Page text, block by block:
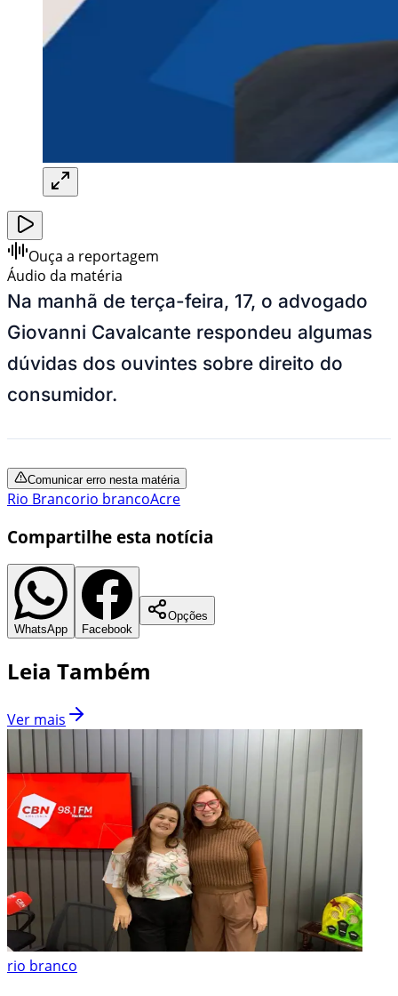
Ouça a reportagem
Áudio da matéria
Na manhã de terça-feira, 17, o advogado
Giovanni Cavalcante respondeu algumas
dúvidas dos ouvintes sobre direito do
consumidor.
Comunicar erro nesta matéria
Rio Brancorio brancoAcre
Compartilhe esta notícia
WhatsApp Facebook
Opções
Leia Também
Ver mais
rio branco